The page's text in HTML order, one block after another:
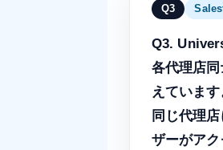
Q3
Q3.
各代理店
えています
同じ代理
ザーがアク